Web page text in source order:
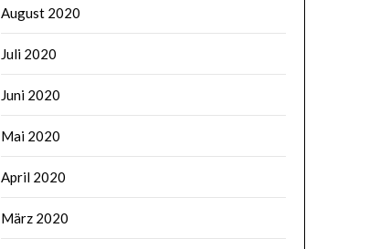
August 2020
Juli 2020
Juni 2020
Mai 2020
April 2020
März 2020